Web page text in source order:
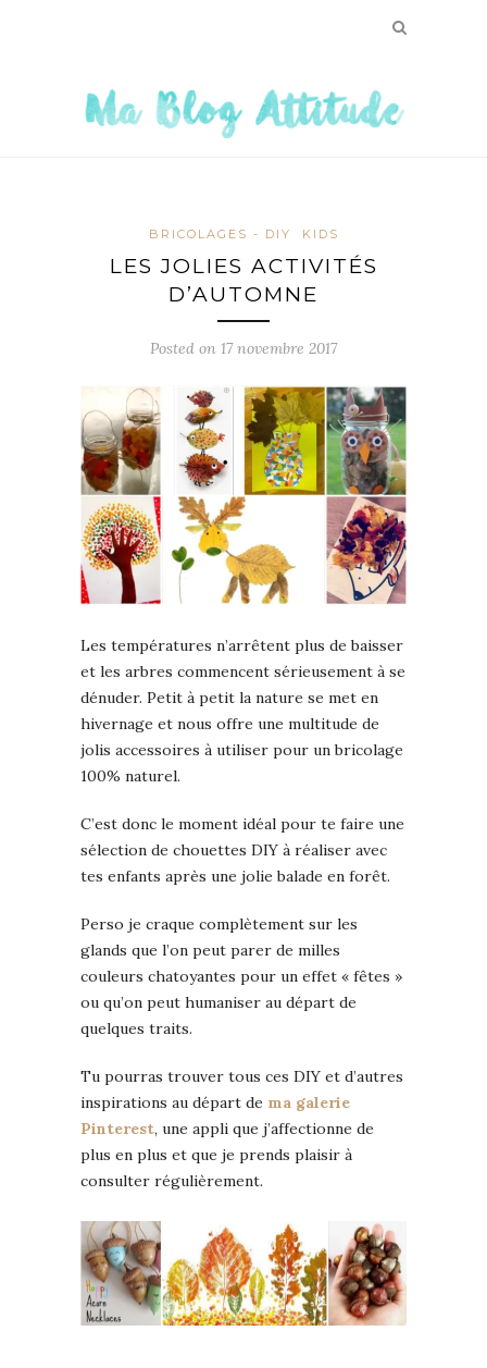
BRICOLAGES - DIY KIDS
LES JOLIES ACTIVITÉS
D’AUTOMNE
Posted on 17 novembre 2017
Les températures n’arrêtent plus de baisser
et les arbres commencent sérieusement à se
dénuder. Petit à petit la nature se met en
hivernage et nous offre une multitude de
jolis accessoires à utiliser pour un bricolage
100% naturel.
C’est donc le moment idéal pour te faire une
sélection de chouettes DIY à réaliser avec
tes enfants après une jolie balade en forêt.
Perso je craque complètement sur les
glands que l’on peut parer de milles
couleurs chatoyantes pour un effet « fêtes »
ou qu’on peut humaniser au départ de
quelques traits.
Tu pourras trouver tous ces DIY et d’autres
inspirations au départ de ma galerie
Pinterest, une appli que j’affectionne de
plus en plus et que je prends plaisir à
consulter régulièrement.